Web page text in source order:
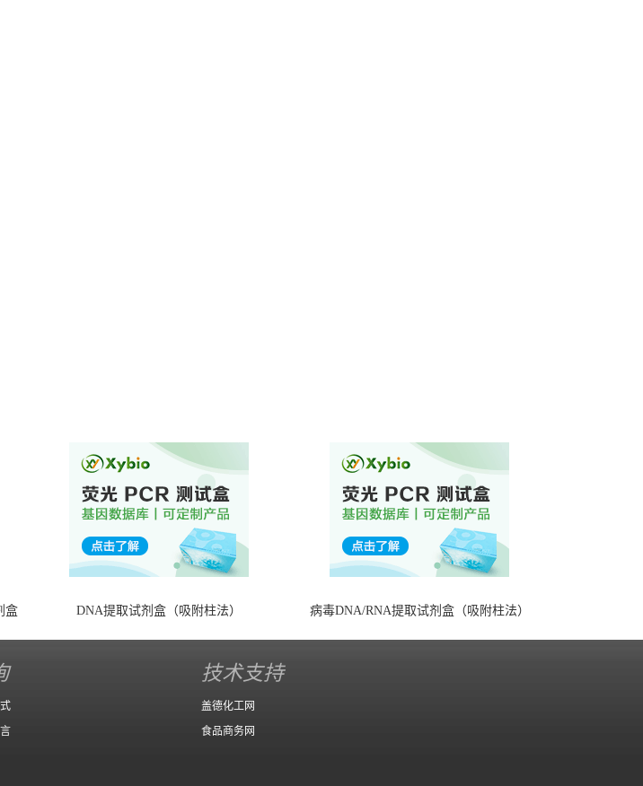
盒 DNA提取试剂盒（吸附柱法） 病毒DNA/RNA提取试剂盒（吸附柱法）
技术支持
盖德化工网
食品商务网